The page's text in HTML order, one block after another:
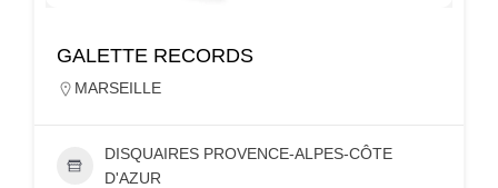
GALETTE RECORDS
MARSEILLE
DISQUAIRES PROVENCE-ALPES-CÔTE
D'AZUR